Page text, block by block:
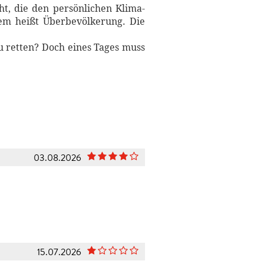
die den persönlichen Klima-
heißt Überbevölkerung. Die
Doch eines Tages muss
03.08.2026
15.07.2026